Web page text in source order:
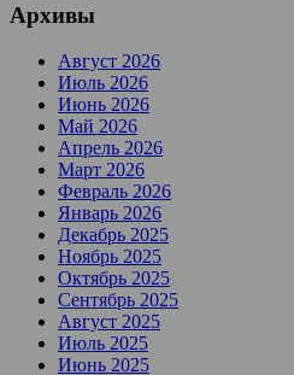
Архивы
Август 2026
Июль 2026
Июнь 2026
Май 2026
Апрель 2026
Март 2026
Февраль 2026
Январь 2026
Декабрь 2025
Ноябрь 2025
Октябрь 2025
Сентябрь 2025
Август 2025
Июль 2025
Июнь 2025